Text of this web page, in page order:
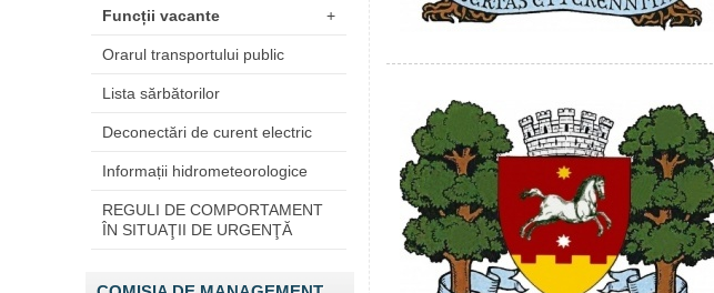
Funcții vacante +
Orarul transportului public
Lista sărbătorilor
Deconectări de curent electric
Informații hidrometeorologice
REGULI DE COMPORTAMENT
ÎN SITUAŢII DE URGENŢĂ